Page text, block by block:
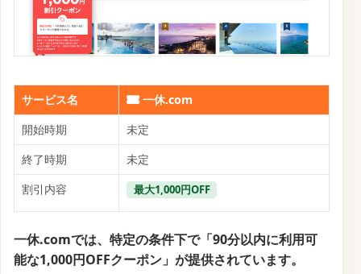
【一休.com】ホテル・旅館限定の割引ク
ーポンコード
サービス名
一休.com